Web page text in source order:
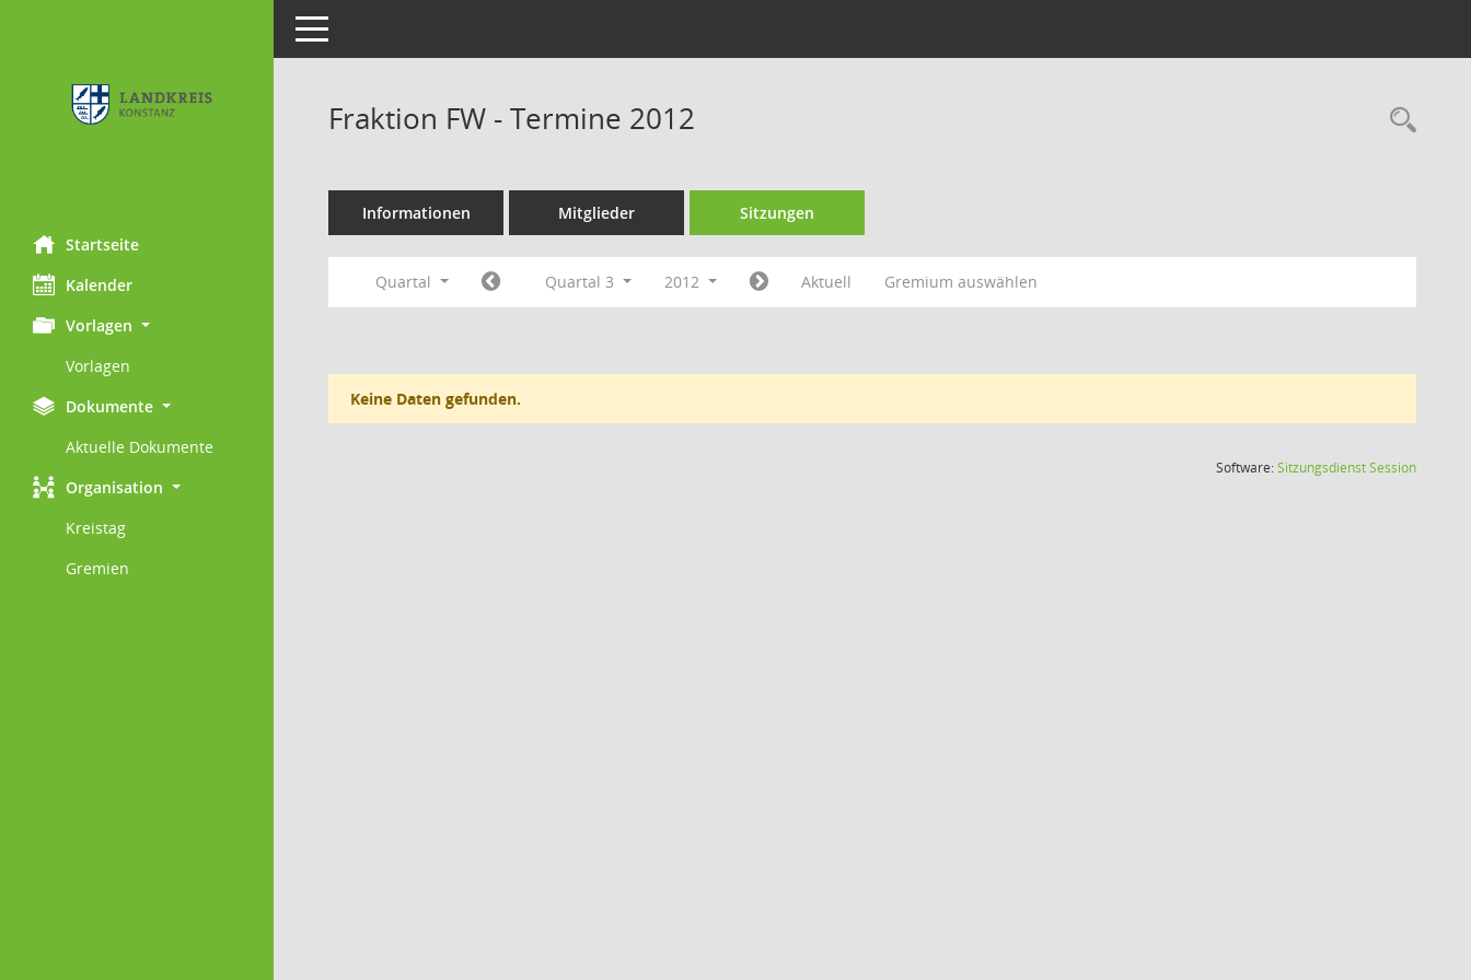
Startseite
Kalender
Vorlagen
Vorlagen
Dokumente
Aktuelle Dokumente
Organisation
Kreistag
Gremien
Toggle navigation
Fraktion FW - Termine 2012
Informationen Mitglieder Sitzungen
Quartal Quartal 3 2012 Aktuell Gremium auswählen
Keine Daten gefunden.
Software:SitzungsdienstSession(Wird in